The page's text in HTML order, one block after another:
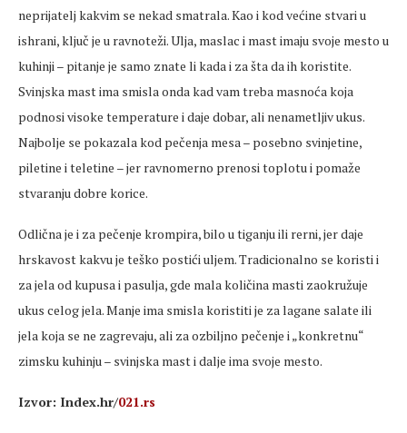
neprijatelj kakvim se nekad smatrala. Kao i kod većine stvari u
ishrani, ključ je u ravnoteži. Ulja, maslac i mast imaju svoje mesto u
kuhinji – pitanje je samo znate li kada i za šta da ih koristite.
Svinjska mast ima smisla onda kad vam treba masnoća koja
podnosi visoke temperature i daje dobar, ali nenametljiv ukus.
Najbolje se pokazala kod pečenja mesa – posebno svinjetine,
piletine i teletine – jer ravnomerno prenosi toplotu i pomaže
stvaranju dobre korice.
Odlična je i za pečenje krompira, bilo u tiganju ili rerni, jer daje
hrskavost kakvu je teško postići uljem. Tradicionalno se koristi i
za jela od kupusa i pasulja, gde mala količina masti zaokružuje
ukus celog jela. Manje ima smisla koristiti je za lagane salate ili
jela koja se ne zagrevaju, ali za ozbiljno pečenje i „konkretnu“
zimsku kuhinju – svinjska mast i dalje ima svoje mesto.
Izvor: Index.hr/021.rs